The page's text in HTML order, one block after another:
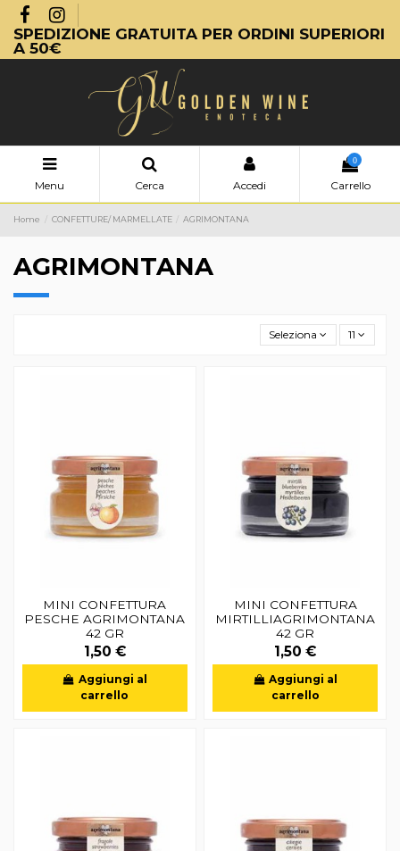
SPEDIZIONE GRATUITA PER ORDINI SUPERIORI
A 50€
Menu Cerca Accedi
0
Carrello
Home CONFETTURE/ MARMELLATE AGRIMONTANA
AGRIMONTANA
Seleziona 11
MINI CONFETTURA
PESCHE AGRIMONTANA
42 GR
1,50 €
Aggiungi al
carrello
MINI CONFETTURA
MIRTILLIAGRIMONTANA
42 GR
1,50 €
Aggiungi al
carrello